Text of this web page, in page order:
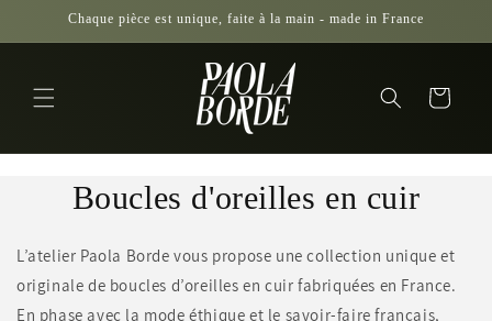
passer
au
Chaque pièce est unique, faite à la main - made in France
Panier
C
l
Boucles d'oreilles en cuir
L’atelier Paola Borde vous propose une collection unique et
originale de boucles d’oreilles en cuir fabriquées en France.
En phase avec la mode éthique et le savoir-faire français,